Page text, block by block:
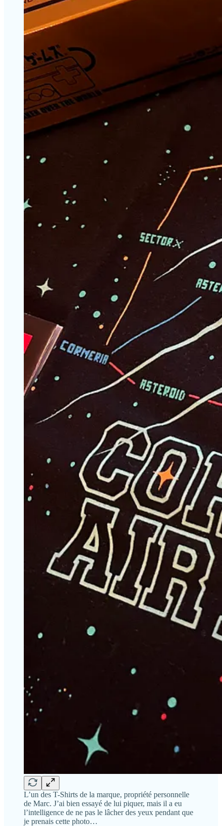
L’un des T-Shirts de la marque, propriété personnelle
de Marc. J’ai bien essayé de lui piquer, mais il a eu
l’intelligence de ne pas le lâcher des yeux pendant que
je prenais cette photo…